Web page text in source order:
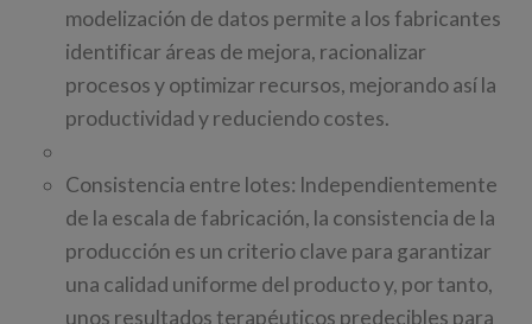
modelización de datos permite a los fabricantes
identificar áreas de mejora, racionalizar
procesos y optimizar recursos, mejorando así la
productividad y reduciendo costes.
Consistencia entre lotes: Independientemente
de la escala de fabricación, la consistencia de la
producción es un criterio clave para garantizar
una calidad uniforme del producto y, por tanto,
unos resultados terapéuticos predecibles para